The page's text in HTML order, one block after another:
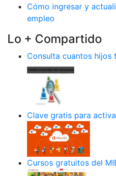
Cómo ingresar y
empleo
Lo + Compartido
Consulta cuantos hijos
Clave gratis para
Cursos gratuitos del